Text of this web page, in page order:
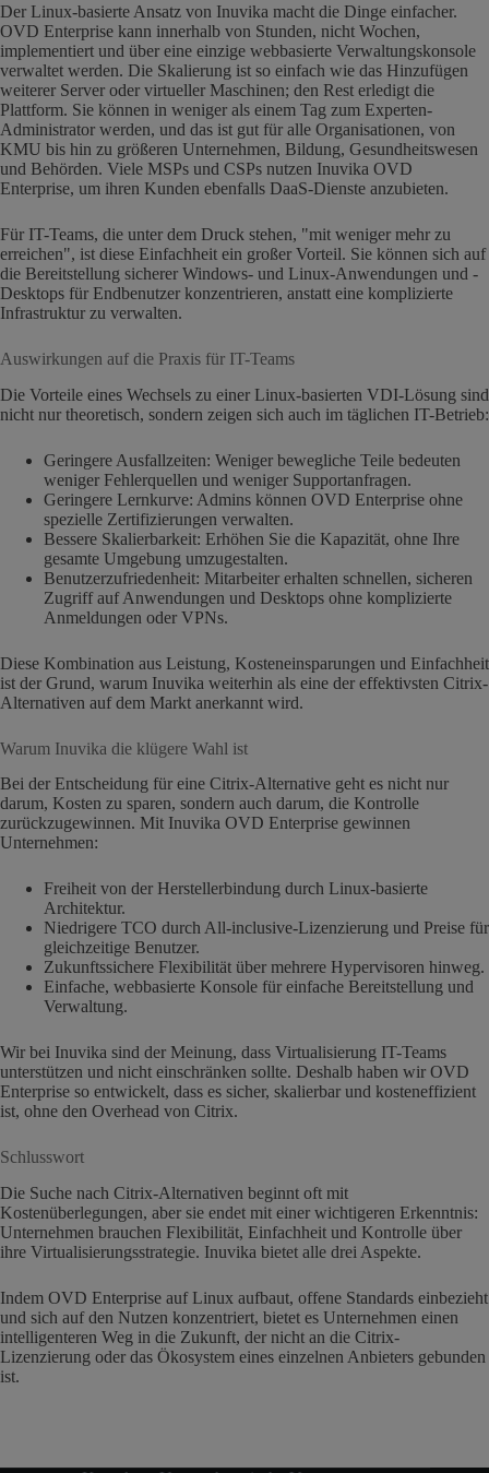
Der Linux-basierte Ansatz von Inuvika macht die Dinge einfacher.
OVD Enterprise kann innerhalb von Stunden, nicht Wochen,
implementiert und über eine einzige webbasierte Verwaltungskonsole
verwaltet werden. Die Skalierung ist so einfach wie das Hinzufügen
weiterer Server oder virtueller Maschinen; den Rest erledigt die
Plattform. Sie können in weniger als einem Tag zum Experten-
Administrator werden, und das ist gut für alle Organisationen, von
KMU bis hin zu größeren Unternehmen, Bildung, Gesundheitswesen
und Behörden. Viele MSPs und CSPs nutzen Inuvika OVD
Enterprise, um ihren Kunden ebenfalls DaaS-Dienste anzubieten.
Für IT-Teams, die unter dem Druck stehen, "mit weniger mehr zu
erreichen", ist diese Einfachheit ein großer Vorteil. Sie können sich auf
die Bereitstellung sicherer Windows- und Linux-Anwendungen und -
Desktops für Endbenutzer konzentrieren, anstatt eine komplizierte
Infrastruktur zu verwalten.
Auswirkungen auf die Praxis für IT-Teams
Die Vorteile eines Wechsels zu einer Linux-basierten VDI-Lösung sind
nicht nur theoretisch, sondern zeigen sich auch im täglichen IT-Betrieb:
Geringere Ausfallzeiten: Weniger bewegliche Teile bedeuten
weniger Fehlerquellen und weniger Supportanfragen.
Geringere Lernkurve: Admins können OVD Enterprise ohne
spezielle Zertifizierungen verwalten.
Bessere Skalierbarkeit: Erhöhen Sie die Kapazität, ohne Ihre
gesamte Umgebung umzugestalten.
Benutzerzufriedenheit: Mitarbeiter erhalten schnellen, sicheren
Zugriff auf Anwendungen und Desktops ohne komplizierte
Anmeldungen oder VPNs.
Diese Kombination aus Leistung, Kosteneinsparungen und Einfachheit
ist der Grund, warum Inuvika weiterhin als eine der effektivsten Citrix-
Alternativen auf dem Markt anerkannt wird.
Warum Inuvika die klügere Wahl ist
Bei der Entscheidung für eine Citrix-Alternative geht es nicht nur
darum, Kosten zu sparen, sondern auch darum, die Kontrolle
zurückzugewinnen. Mit Inuvika OVD Enterprise gewinnen
Unternehmen:
Freiheit von der Herstellerbindung durch Linux-basierte
Architektur.
Niedrigere TCO durch All-inclusive-Lizenzierung und Preise für
gleichzeitige Benutzer.
Zukunftssichere Flexibilität über mehrere Hypervisoren hinweg.
Einfache, webbasierte Konsole für einfache Bereitstellung und
Verwaltung.
Wir bei Inuvika sind der Meinung, dass Virtualisierung IT-Teams
unterstützen und nicht einschränken sollte. Deshalb haben wir OVD
Enterprise so entwickelt, dass es sicher, skalierbar und kosteneffizient
ist, ohne den Overhead von Citrix.
Schlusswort
Die Suche nach Citrix-Alternativen beginnt oft mit
Kostenüberlegungen, aber sie endet mit einer wichtigeren Erkenntnis:
Unternehmen brauchen Flexibilität, Einfachheit und Kontrolle über
ihre Virtualisierungsstrategie. Inuvika bietet alle drei Aspekte.
Indem OVD Enterprise auf Linux aufbaut, offene Standards einbezieht
und sich auf den Nutzen konzentriert, bietet es Unternehmen einen
intelligenteren Weg in die Zukunft, der nicht an die Citrix-
Lizenzierung oder das Ökosystem eines einzelnen Anbieters gebunden
ist.